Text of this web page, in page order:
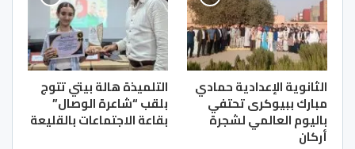
الثانوية الإعدادية حمادي
مبارك ببيوكرى تحتفي
باليوم العالمي لشجرة
أركان
التلميذة هالة بيتي تتوج
بلقب “شاعرة الوصال”
بقاعة الاجتماعات بالقليعة